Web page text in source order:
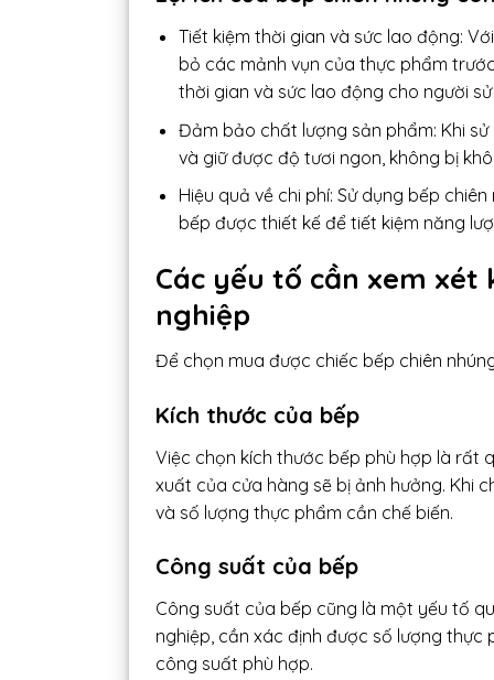
Tiết kiệm thời gian và sức lao động:
bỏ các mảnh vụn của thực phẩm
thời gian và sức lao động cho người
Đảm bảo chất lượng sản phẩm: Khi
và giữ được độ tươi ngon, không bị
Hiệu quả về chi phí: Sử dụng bếp
bếp được thiết kế để tiết kiệm năng
Các yếu tố cần xem xét
nghiệp
Để chọn mua được chiếc bếp chiên
Kích thước của bếp
Việc chọn kích thước bếp phù hợp là rất
xuất của cửa hàng sẽ bị ảnh hưởng. Khi
và số lượng thực phẩm cần chế biến.
Công suất của bếp
Công suất của bếp cũng là một yếu tố
nghiệp, cần xác định được số lượng
công suất phù hợp.